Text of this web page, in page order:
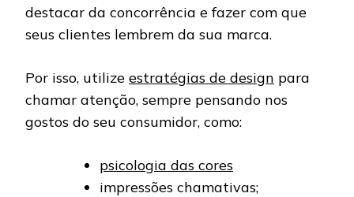
destacar da concorrência e fazer com que
seus clientes lembrem da sua marca.
Por isso, utilize estratégias de design para
chamar atenção, sempre pensando nos
gostos do seu consumidor, como:
psicologia das cores
impressões chamativas;